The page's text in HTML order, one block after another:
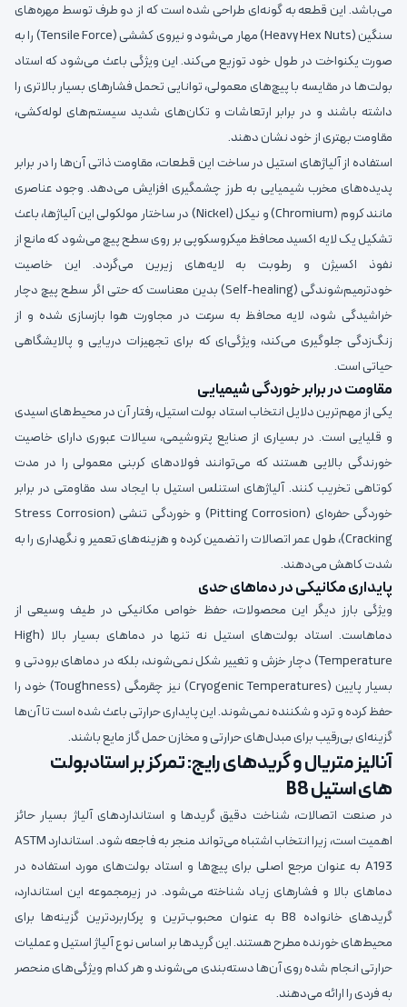
می‌باشد. این قطعه به گونه‌ای طراحی شده است که از دو طرف توسط مهره‌های
سنگین (Heavy Hex Nuts) مهار می‌شود و نیروی کششی (Tensile Force) را به
صورت یکنواخت در طول خود توزیع می‌کند. این ویژگی باعث می‌شود که استاد
بولت‌ها در مقایسه با پیچ‌های معمولی، توانایی تحمل فشارهای بسیار بالاتری را
داشته باشند و در برابر ارتعاشات و تکان‌های شدید سیستم‌های لوله‌کشی،
مقاومت بهتری از خود نشان دهند.
استفاده از آلیاژهای استیل در ساخت این قطعات، مقاومت ذاتی آن‌ها را در برابر
پدیده‌های مخرب شیمیایی به طرز چشمگیری افزایش می‌دهد. وجود عناصری
مانند کروم (Chromium) و نیکل (Nickel) در ساختار مولکولی این آلیاژها، باعث
تشکیل یک لایه اکسید محافظ میکروسکوپی بر روی سطح پیچ می‌شود که مانع از
نفوذ اکسیژن و رطوبت به لایه‌های زیرین می‌گردد. این خاصیت
خودترمیم‌شوندگی (Self-healing) بدین معناست که حتی اگر سطح پیچ دچار
خراشیدگی شود، لایه محافظ به سرعت در مجاورت هوا بازسازی شده و از
زنگ‌زدگی جلوگیری می‌کند، ویژگی‌ای که برای تجهیزات دریایی و پالایشگاهی
حیاتی است.
مقاومت در برابر خوردگی شیمیایی
یکی از مهم‌ترین دلایل انتخاب استاد بولت استیل، رفتار آن در محیط‌های اسیدی
و قلیایی است. در بسیاری از صنایع پتروشیمی، سیالات عبوری دارای خاصیت
خورندگی بالایی هستند که می‌توانند فولادهای کربنی معمولی را در مدت
کوتاهی تخریب کنند. آلیاژهای استنلس استیل با ایجاد سد مقاومتی در برابر
خوردگی حفره‌ای (Pitting Corrosion) و خوردگی تنشی (Stress Corrosion
Cracking)، طول عمر اتصالات را تضمین کرده و هزینه‌های تعمیر و نگهداری را به
شدت کاهش می‌دهند.
پایداری مکانیکی در دماهای حدی
ویژگی بارز دیگر این محصولات، حفظ خواص مکانیکی در طیف وسیعی از
دماهاست. استاد بولت‌های استیل نه تنها در دماهای بسیار بالا (High
Temperature) دچار خزش و تغییر شکل نمی‌شوند، بلکه در دماهای برودتی و
بسیار پایین (Cryogenic Temperatures) نیز چقرمگی (Toughness) خود را
حفظ کرده و ترد و شکننده نمی‌شوند. این پایداری حرارتی باعث شده است تا آن‌ها
گزینه‌ای بی‌رقیب برای مبدل‌های حرارتی و مخازن حمل گاز مایع باشند.
آنالیز متریال و گریدهای رایج: تمرکز بر استادبولت
های استیل B8
در صنعت اتصالات، شناخت دقیق گریدها و استانداردهای آلیاژ بسیار حائز
اهمیت است، زیرا انتخاب اشتباه می‌تواند منجر به فاجعه شود. استاندارد ASTM
A193 به عنوان مرجع اصلی برای پیچ‌ها و استاد بولت‌های مورد استفاده در
دماهای بالا و فشارهای زیاد شناخته می‌شود. در زیرمجموعه این استاندارد،
گریدهای خانواده B8 به عنوان محبوب‌ترین و پرکاربردترین گزینه‌ها برای
محیط‌های خورنده مطرح هستند. این گریدها بر اساس نوع آلیاژ استیل و عملیات
حرارتی انجام شده روی آن‌ها دسته‌بندی می‌شوند و هر کدام ویژگی‌های منحصر
به فردی را ارائه می‌دهند.